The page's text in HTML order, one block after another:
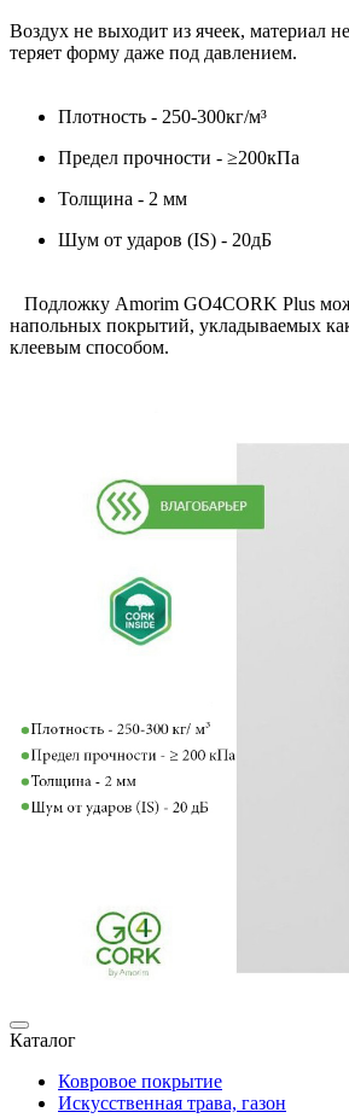
Воздух не выходит из ячеек, материал
теряет форму даже под давлением.
Плотность - 250-300кг/м³
Предел прочности - ≥200кПа
Толщина - 2 мм
Шум от ударов (IS) - 20дБ
⠀Подложку Amorim GO4CORK Plus
напольных покрытий, укладываемых
клеевым способом.
Каталог
Ковровое покрытие
Искусственная трава, газон